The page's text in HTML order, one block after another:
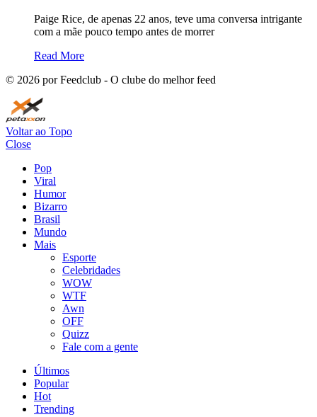
Paige Rice, de apenas 22 anos, teve uma conversa intrigante
com a mãe pouco tempo antes de morrer
Read More
© 2026 por Feedclub - O clube do melhor feed
Voltar ao Topo
Close
Pop
Viral
Humor
Bizarro
Brasil
Mundo
Mais
Esporte
Celebridades
WOW
WTF
Awn
OFF
Quizz
Fale com a gente
Últimos
Popular
Hot
Trending